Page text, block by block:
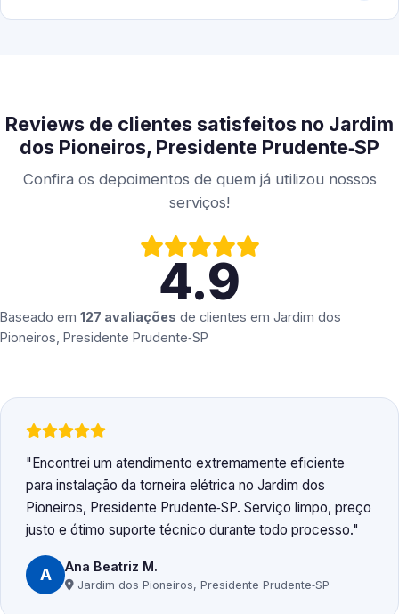
Reviews de clientes satisfeitos no Jardim
dos Pioneiros, Presidente Prudente‑SP
Confira os depoimentos de quem já utilizou nossos
serviços!
4.9
Baseado em 127 avaliações de clientes em Jardim dos
Pioneiros, Presidente Prudente‑SP
Encontrei um atendimento extremamente eficiente
para instalação da torneira elétrica no Jardim dos
Pioneiros, Presidente Prudente‑SP. Serviço limpo, preço
justo e ótimo suporte técnico durante todo processo.
A Ana Beatriz M.
Jardim dos Pioneiros, Presidente Prudente‑SP